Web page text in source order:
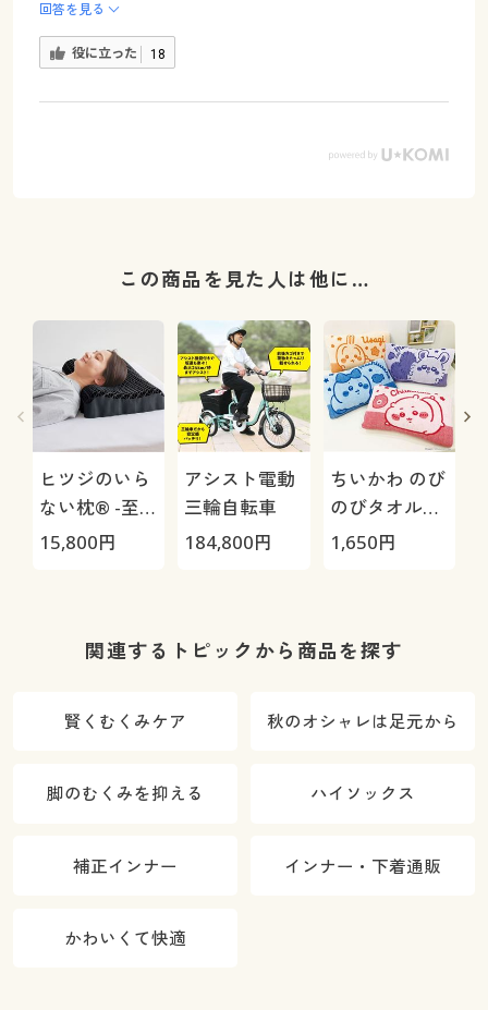
回答を見る
役に立った 18
この商品を見た人は他に…
ヒツジのいら
ない枕® -至
極-
15,800円
アシスト電動
三輪自転車
184,800円
ちいかわ のび
のびタオル地
枕カバー
1,650円
関連するトピックから商品を探す
賢くむくみケア 秋のオシャレは足元から
脚のむくみを抑える ハイソックス
補正インナー インナー・下着通販
かわいくて快適